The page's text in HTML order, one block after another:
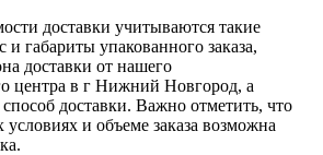
доставки учитываются такие
и габариты упакованного заказа,
доставки от нашего
центра в г Нижний Новгород, а
доставки. Важно отметить, что
и объеме заказа возможна